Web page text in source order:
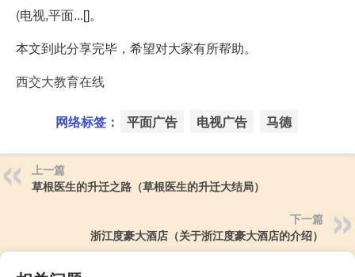
(电视,平面...[]。
本文到此分享完毕，希望对大家有所帮助。
西交大教育在线
网络标签： 平面广告 电视广告 马德
上一篇
草根医生的升迁之路（草根医生的升迁大结局）
下一篇
浙江度豪大酒店（关于浙江度豪大酒店的介绍）